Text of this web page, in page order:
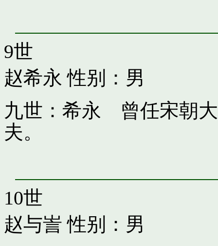
9世
赵希永 性别：男
九世：希永 曾任宋朝
夫。
10世
赵与訔 性别：男